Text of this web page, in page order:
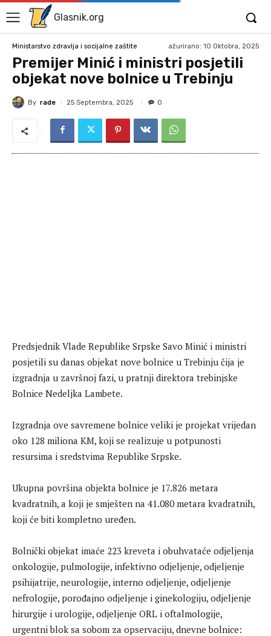
Glasnik.org
Ministarstvo zdravlja i socijalne zaštite ažurirano: 10 Oktobra, 2025
Premijer Minić i ministri posjetili
objekat nove bolnice u Trebinju
By rade 25 Septembra, 2025 0
Predsjednik Vlade Republike Srpske Savo Minić i ministri
posjetili su danas objekat nove bolnice u Trebinju čija je
izgradnja u završnoj fazi, u pratnji direktora trebinjske
Bolnice Nedeljka Lambete.
Izgradnja ove savremene bolnice veliki je projekat vrijedan
oko 128 miliona KM, koji se realizuje u potpunosti
resursima i sredstvima Republike Srpske.
Ukupna površina objekta bolnice je 17.826 metara
kvadratnih, a koji je smješten na 41.080 metara kvadratnih,
koji će biti kompletno uređen.
Bolnički objekat imaće 223 kreveta i obuhvataće odjeljenja
onkologije, pulmologije, infektivno odjeljenje, odjeljenje
psihijatrije, neurologije, interno odjeljenje, odjeljenje
nefrologije, porođajno odjeljenje i ginekologiju, odjeljenje
hirurgije i urologije, odjeljenje ORL i oftalmologije,
urgentni blok sa sobom za opservaciju, dnevne bolnice: